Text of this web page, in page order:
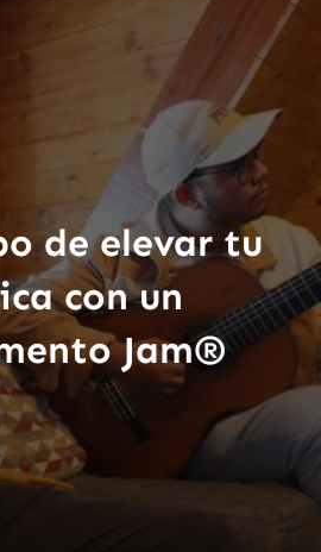
de elevar tu
con un
Jam®